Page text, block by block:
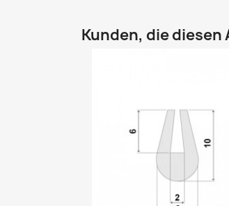
Kunden, die